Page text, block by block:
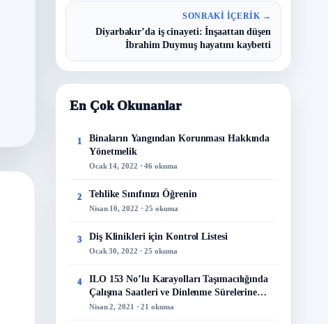
SONRAKI İÇERIK →
Diyarbakır’da iş cinayeti: İnşaattan düşen
İbrahim Duymuş hayatını kaybetti
En Çok Okunanlar
1
Binaların Yangından Korunması Hakkında
Yönetmelik
Ocak 14, 2022 · 46 okuma
2 Tehlike Sınıfınızı Öğrenin
Nisan 10, 2022 · 25 okuma
3 Diş Klinikleri için Kontrol Listesi
Ocak 30, 2022 · 25 okuma
4
ILO 153 No’lu Karayolları Taşımacılığında
Çalışma Saatleri ve Dinlenme Sürelerine
İlişkin Sözleşme
Nisan 2, 2021 · 21 okuma